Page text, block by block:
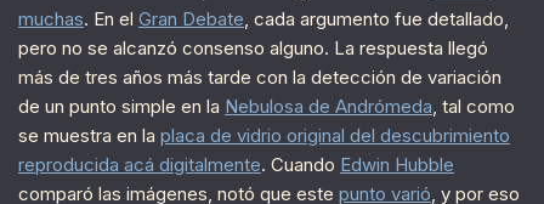
muchas. En el Gran Debate , cada argumento fue detallado,
pero no se alcanzó consenso alguno. La respuesta llegó
más de tres años más tarde con la detección de variación
de un punto simple en la Nebulosa de Andrómeda , tal como
se muestra en la placa de vidrio original del descubrimiento
reproducida acá digitalmente. Cuando Edwin Hubble
comparó las imágenes, notó que este punto varió , y por eso